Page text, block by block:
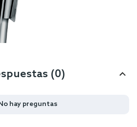
(0)
hay preguntas